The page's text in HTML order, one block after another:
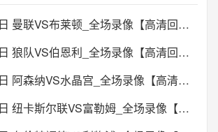
2026年05月24日 曼联VS布莱顿_全场录像【高清回放】
2026年05月24日 狼队VS伯恩利_全场录像【高清回放】
2026年05月24日 阿森纳VS水晶宫_全场录像【高清回放】
2026年05月24日 纽卡斯尔联VS富勒姆_全场录像【高清回放】